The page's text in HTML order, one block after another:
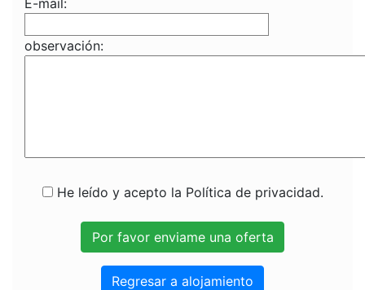
E-mail:
observación:
He leído y acepto la Política de privacidad.
Regresar a alojamiento